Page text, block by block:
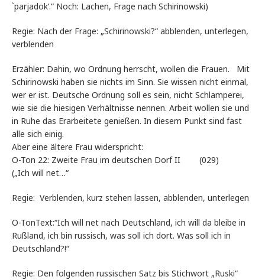
`parjadok‘.“ Noch: Lachen, Frage nach Schirinowski)
Regie: Nach der Frage: „Schirinowski?“ abblenden, unterlegen,
verblenden
Erzähler: Dahin, wo Ordnung herrscht, wollen die Frauen. Mit
Schirinowski haben sie nichts im Sinn. Sie wissen nicht einmal,
wer er ist. Deutsche Ordnung soll es sein, nicht Schlamperei,
wie sie die hiesigen Verhältnisse nennen. Arbeit wollen sie und
in Ruhe das Erarbeitete genießen. In diesem Punkt sind fast
alle sich einig.
Aber eine ältere Frau widerspricht:
O-Ton 22: Zweite Frau im deutschen Dorf II (029)
(„Ich will net…“
Regie: Verblenden, kurz stehen lassen, abblenden, unterlegen
O-TonText:“Ich will net nach Deutschland, ich will da bleibe in
Rußland, ich bin russisch, was soll ich dort. Was soll ich in
Deutschland?!“
Regie: Den folgenden russischen Satz bis Stichwort „Ruski“